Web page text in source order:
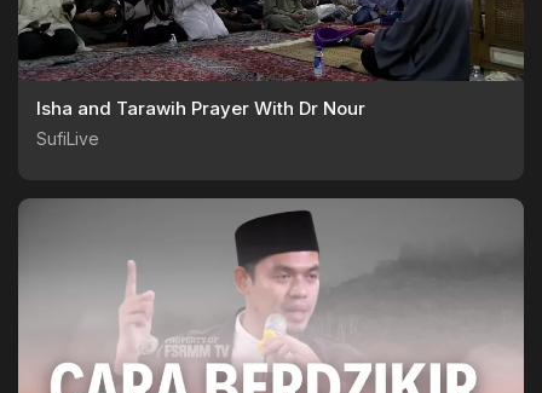
Isha and Tarawih Prayer With Dr Nour
SufiLive